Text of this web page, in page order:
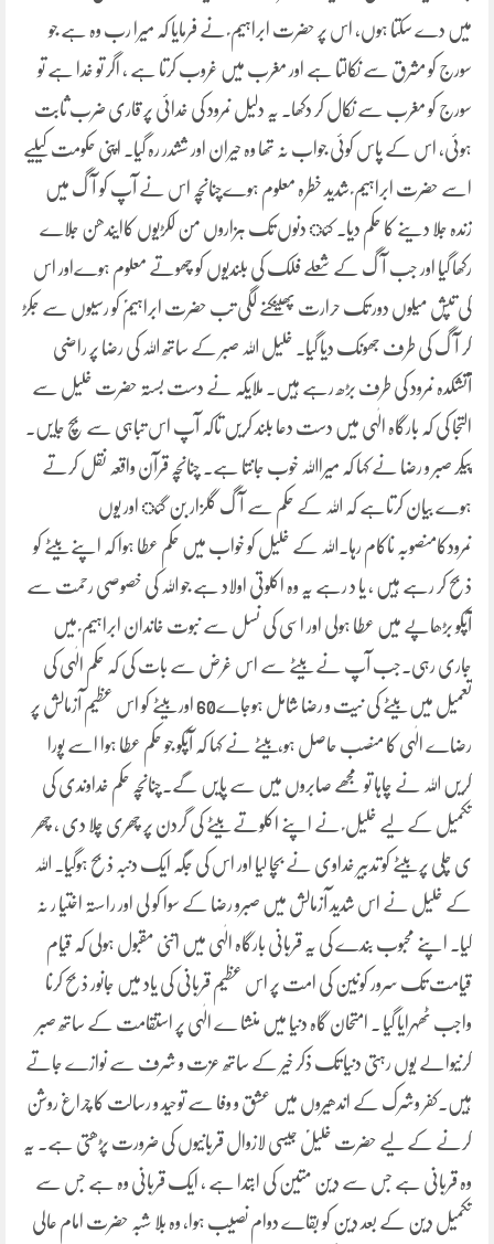
میں دے سکتا ہوں، اس پر حضرت ابراہیم ؑ نے فرمایا کہ میرا رب وہ ہے جو
سورج کو مشرق سے نکالتا ہے اور مغرب میں غروب کرتا ہے ، اگر تو خدا ہے تو
سورج کو مغرب سے نکال کر دکھا۔ یہ دلیل نمرود کی خدائی پر قاری ضرب ثابت
ہوئی، اس کے پاس کوئی جواب نہ تھا وہ حیران اور ششدر رہ گیا۔ اپنی حکومت کیلیے
اسے حضرت ابراہیم ؑ شدید خطرہ معلوم ہوےچنانچہ اس نے آپ کو آگ میں
زندہ جلا دینے کا حکم دیا۔ کئ دنوں تک ہزاروں من لکڑیوں کاایندھن جلاے
رکھا گیا اور جب آگ کے شعلے فلک کی بلندیوں کو چھوتے معلوم ہوےاور اس
کی تپش میلوں دور تک حرارت پھینکنے لگی تب حضرت ابراہیمؑ کو رسیوں سے جکڑ
کر آگ کی طرف جھونک دیا گیا۔ خلیل اللہ صبر کے ساتھ اللہ کی رضا پر راضی
آتشکدہ نمرود کی طرف بڑھ رہے ہیں۔ ملایکہ نے دست بستہ حضرت خلیل سے
التجا کی کہ بارگاہ الٰہی میں دست دعا بلند کریں تاکہ آپ اس تباہی سے بچ جایں۔
پیکر صبر و رضا نے کہا کہ میرااللہ خوب جانتا ہے۔ چنانچہ قرآن واقعہ نقل کرتے
ہوے بیان کرتاہے کہ اللہ کے حکم سے آگ گلزار بن گئ اور یوں
نمرودکامنصوبہ ناکام رہا۔اللہ کے خلیل کو خواب میں حکم عطا ہوا کہ اپنے بیٹے کو
ذبح کر رہے ہیں ، یا د رہے یہ وہ اکلوتی اولاد ہے جو اللہ کی خصوصی رحمت سے
آپکو بڑھاپے میں عطا ہولی اور اسی کی نسل سے نبوت خاندان ابراہیم ؑ میں
جاری رہی۔جب آپ نے بیٹے سے اس غرض سے بات کی کہ حکم الٰہی کی
تعمیل میں بیٹے کی نیت و رضا شامل ہوجاے60 اور بیٹے کو اس عظیم آزمالش پر
رضاے الٰہی کا منصب حاصل ہو،بیٹے نے کہا کہ آپکو جو حکم عطا ہوا اسے پورا
کریں اللہ نے چاہا تو مجھے صابروں میں سے پایں گے۔چنانچہ حکم خداوندی کی
تکمیل کے لیے خلیل ؑ نے اپنے اکلوتے بیٹے کی گردن پر چھری چلا دی ، چھر
ی چلی پر بیٹے کو تدبیر خداوی نے بچا لیا اور اس کی جگہ ایک دنبہ ذبح ہوگیا۔ اللہ
کے خلیل نے اس شدید آزمالش میں صبرو رضا کے سوا کو لی اور راستہ اختیا ر نہ
کیا۔ اپنے محبوب بندے کی یہ قربانی بارگاہ الٰہی میں اتنی مقبول ہولی کہ قیام
قیامت تک سرور کونین کی امت پر اس عظیم قربانی کی یاد میں جانور ذبح کرنا
واجب ٹھہرایا گیا ۔ امتحان گاہ دنیا میں منشا ے الٰہی پر استقامت کے ساتھ صبر
کرنیوالے یوں رہتی دنیا تک ذکر خیر کے ساتھ عزت و شرف سے نوازے جاتے
ہیں۔کفر وشرک کے اندھیروں میں عشق و وفا سے توحید و رسالت کا چراغ روشن
کرنے کے لیے حضرت خلیلؑ جیسی لازوال قربانیوں کی ضرورت پڑھتی ہے۔ یہ
وہ قربانی ہے جس سے دین متین کی ابتدا ہے ، ایک قربانی وہ ہے جس سے
تکمیل دین کے بعد دین کو بقاے دوام نصیب ہوا، وہ بلا شبہ حضرت امام عالی